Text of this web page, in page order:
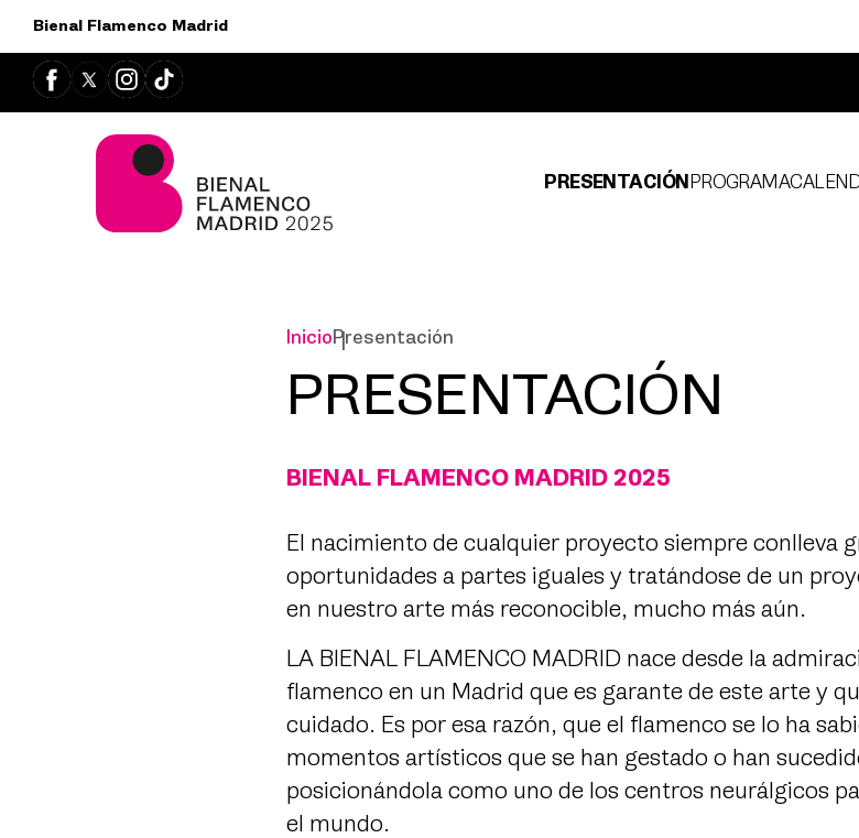
Bienal Flamenco Madrid
PRESENTACIÓN PROGRAMA
InicioPresentación
PRESENTACIÓN
BIENAL FLAMENCO MADRID 2025
El nacimiento de cualquier proyecto siempre conlleva
oportunidades a partes iguales y tratándose de un
en nuestro arte más reconocible, mucho más aún.
LA BIENAL FLAMENCO MADRID nace desde la
flamenco en un Madrid que es garante de este arte y
cuidado. Es por esa razón, que el flamenco se lo ha
momentos artísticos que se han gestado o han
posicionándola como uno de los centros neurálgicos
el mundo.